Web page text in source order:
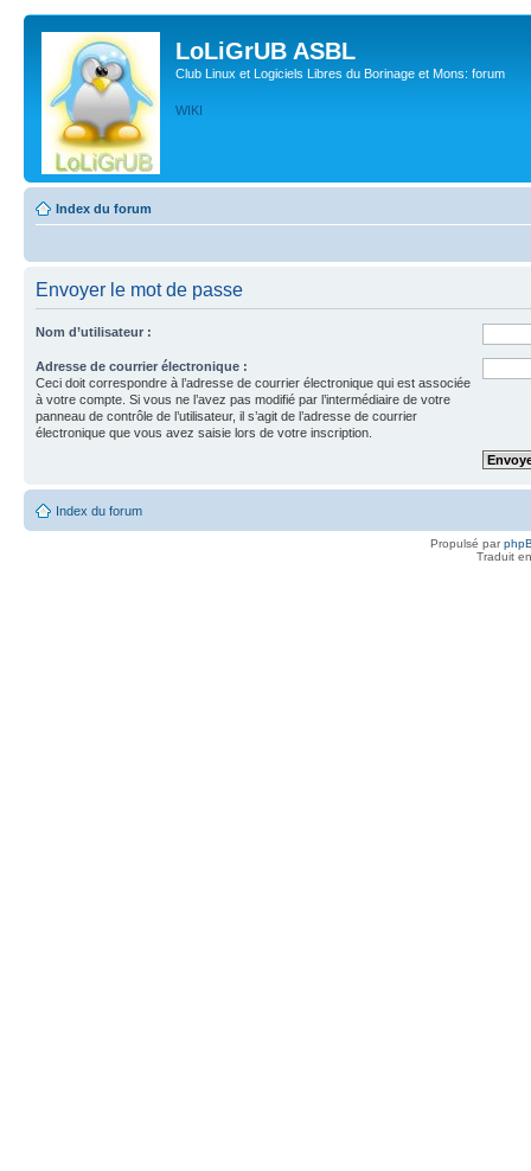
LoLiGrUB ASBL
Club Linux et Logiciels Libres du Borinage et Mons: forum
WIKI
Index du forum
Envoyer le mot de passe
Nom d’utilisateur :
Adresse de courrier électronique :
Ceci doit correspondre à l’adresse de courrier électronique qui est associée
à votre compte. Si vous ne l’avez pas modifié par l’intermédiaire de votre
panneau de contrôle de l’utilisateur, il s’agit de l’adresse de courrier
électronique que vous avez saisie lors de votre inscription.
Index du forum
Propulsé par
Traduit